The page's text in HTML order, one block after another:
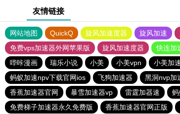
友情链接
网站地图 QuickQ 旋风加速度器 旋风加速
免费vps加速器外网苹果版
旋风加速度器 快连加
哔咔漫画
瑞乐小说 小美 小美vpn 小美加
蚂蚁加速npv下载官网ios
飞狗加速器 黑洞nvp加
香蕉加速器官网
暴雪加速器vp 雷霆加器速
免费梯子加速器永久免费版
香蕉加速器官网正版